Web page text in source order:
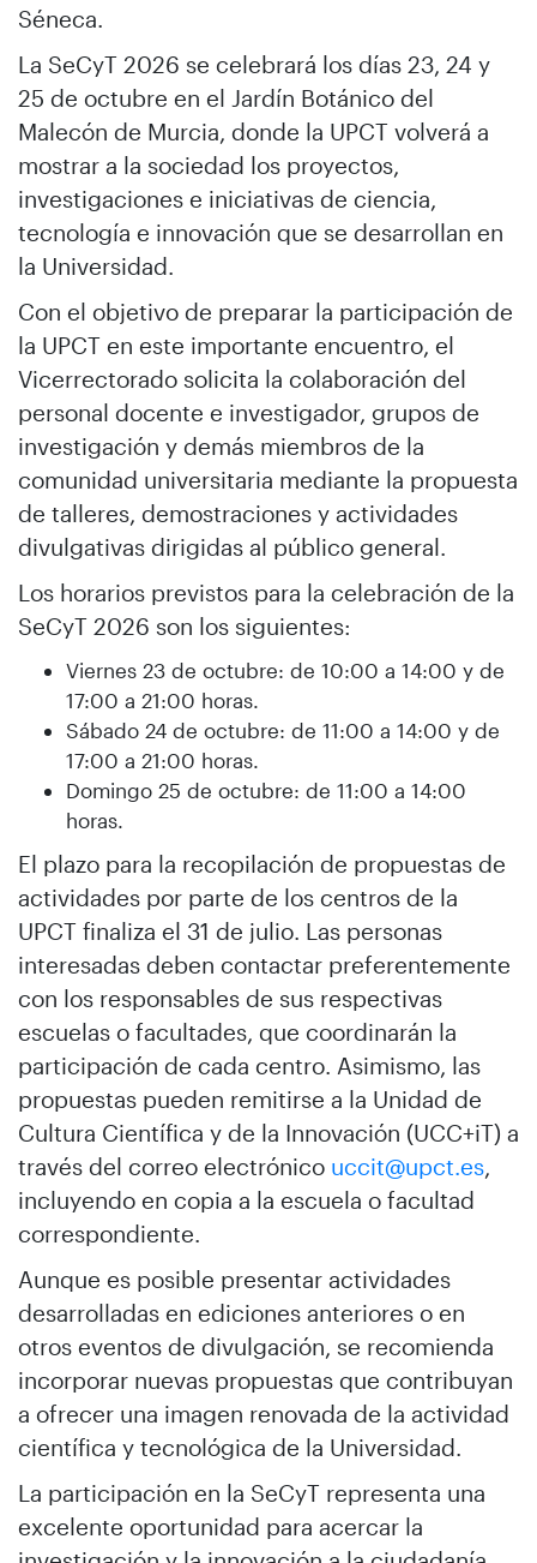
Séneca.
La SeCyT 2026 se celebrará los días 23, 24 y
25 de octubre en el Jardín Botánico del
Malecón de Murcia, donde la UPCT volverá a
mostrar a la sociedad los proyectos,
investigaciones e iniciativas de ciencia,
tecnología e innovación que se desarrollan en
la Universidad.
Con el objetivo de preparar la participación de
la UPCT en este importante encuentro, el
Vicerrectorado solicita la colaboración del
personal docente e investigador, grupos de
investigación y demás miembros de la
comunidad universitaria mediante la propuesta
de talleres, demostraciones y actividades
divulgativas dirigidas al público general.
Los horarios previstos para la celebración de la
SeCyT 2026 son los siguientes:
Viernes 23 de octubre: de 10:00 a 14:00 y de
17:00 a 21:00 horas.
Sábado 24 de octubre: de 11:00 a 14:00 y de
17:00 a 21:00 horas.
Domingo 25 de octubre: de 11:00 a 14:00
horas.
El plazo para la recopilación de propuestas de
actividades por parte de los centros de la
UPCT finaliza el 31 de julio. Las personas
interesadas deben contactar preferentemente
con los responsables de sus respectivas
escuelas o facultades, que coordinarán la
participación de cada centro. Asimismo, las
propuestas pueden remitirse a la Unidad de
Cultura Científica y de la Innovación (UCC+iT) a
través del correo electrónico uccit@upct.es,
incluyendo en copia a la escuela o facultad
correspondiente.
Aunque es posible presentar actividades
desarrolladas en ediciones anteriores o en
otros eventos de divulgación, se recomienda
incorporar nuevas propuestas que contribuyan
a ofrecer una imagen renovada de la actividad
científica y tecnológica de la Universidad.
La participación en la SeCyT representa una
excelente oportunidad para acercar la